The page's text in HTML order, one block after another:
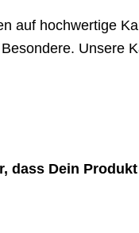
auf hochwertige
Unsere
Dein